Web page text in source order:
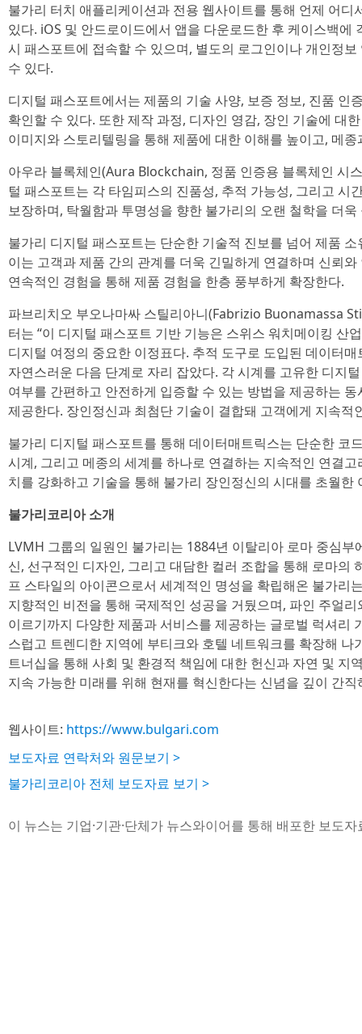
불가리 터치 애플리케이션과 전용 웹사이트를 통해 언제 어
있다. iOS 및 안드로이드에서 앱을 다운로드한 후 케이스백에
시 패스포트에 접속할 수 있으며, 별도의 로그인이나 개인정
수 있다.
디지털 패스포트에서는 제품의 기술 사양, 보증 정보, 진품 인
확인할 수 있다. 또한 제작 과정, 디자인 영감, 장인 기술에 대
이미지와 스토리텔링을 통해 제품에 대한 이해를 높이고, 메
아우라 블록체인(Aura Blockchain, 정품 인증용 블록체인 시
털 패스포트는 각 타임피스의 진품성, 추적 가능성, 그리고 시
보장하며, 탁월함과 투명성을 향한 불가리의 오랜 철학을 더욱
불가리 디지털 패스포트는 단순한 기술적 진보를 넘어 제품
이는 고객과 제품 간의 관계를 더욱 긴밀하게 연결하며 신뢰
연속적인 경험을 통해 제품 경험을 한층 풍부하게 확장한다.
파브리치오 부오나마싸 스틸리아니(Fabrizio Buonamassa
터는 “이 디지털 패스포트 기반 기능은 스위스 워치메이킹 산
디지털 여정의 중요한 이정표다. 추적 도구로 도입된 데이터
자연스러운 다음 단계로 자리 잡았다. 각 시계를 고유한 디지
여부를 간편하고 안전하게 입증할 수 있는 방법을 제공하는
제공한다. 장인정신과 최첨단 기술이 결합돼 고객에게 지속적
불가리 디지털 패스포트를 통해 데이터매트릭스는 단순한 코
시계, 그리고 메종의 세계를 하나로 연결하는 지속적인 연결
치를 강화하고 기술을 통해 불가리 장인정신의 시대를 초월한
불가리코리아 소개
LVMH 그룹의 일원인 불가리는 1884년 이탈리아 로마 중심
신, 선구적인 디자인, 그리고 대담한 컬러 조합을 통해 로마의
프 스타일의 아이콘으로서 세계적인 명성을 확립해온 불가리
지향적인 비전을 통해 국제적인 성공을 거뒀으며, 파인 주얼
이르기까지 다양한 제품과 서비스를 제공하는 글로벌 럭셔리
스럽고 트렌디한 지역에 부티크와 호텔 네트워크를 확장해
트너십을 통해 사회 및 환경적 책임에 대한 헌신과 자연 및 지
지속 가능한 미래를 위해 현재를 혁신한다는 신념을 깊이 간
웹사이트: https://www.bulgari.com
보도자료 연락처와 원문보기 >
불가리코리아 전체 보도자료 보기 >
이 뉴스는 기업·기관·단체가 뉴스와이어를 통해 배포한 보도